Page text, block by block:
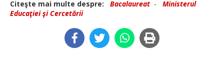
Citeşte mai multe despre:
Bacalaureat - Ministerul
Educaţiei şi Cercetării